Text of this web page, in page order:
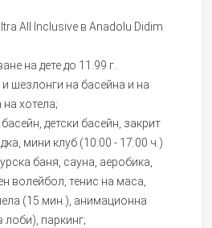
All Inclusive в Anadolu Didim
на дете до 11.99 г.
шезлонги на басейна и на
хотела;
детски басейн, закрит
мини клуб (10:00 - 17:00 ч.)
баня, сауна, аеробика,
волейбол, тенис на маса,
(15 мин.), анимационна
лоби), паркинг;